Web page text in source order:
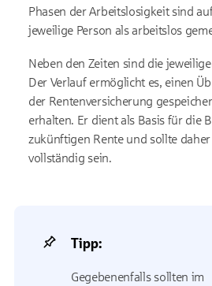
Phasen der Arbeitslosigkeit sind
jeweilige Person als arbeitslos
Neben den Zeiten sind die
Der Verlauf ermöglicht es, einen
der Rentenversicherung
erhalten. Er dient als Basis für die
zukünftigen Rente und sollte
vollständig sein.
Tipp:
Gegebenenfalls sollten im